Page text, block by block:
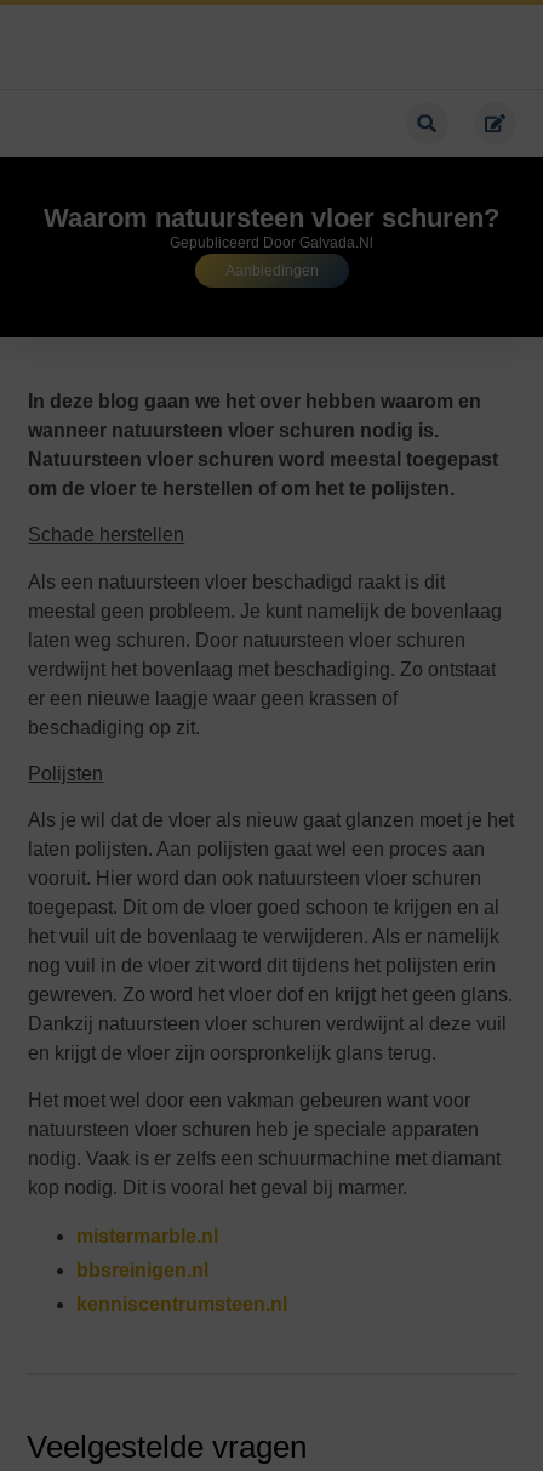
Waarom natuursteen vloer schuren?
Aanbiedingen
Gepubliceerd Door Galvada.nl
In deze blog gaan we het over hebben waarom en
wanneer natuursteen vloer schuren nodig is.
Natuursteen vloer schuren word meestal toegepast
om de vloer te herstellen of om het te polijsten.
Schade herstellen
Als een natuursteen vloer beschadigd raakt is dit
meestal geen probleem. Je kunt namelijk de bovenlaag
laten weg schuren. Door natuursteen vloer schuren
verdwijnt het bovenlaag met beschadiging. Zo ontstaat
er een nieuwe laagje waar geen krassen of
beschadiging op zit.
Polijsten
Als je wil dat de vloer als nieuw gaat glanzen moet je het
laten polijsten. Aan polijsten gaat wel een proces aan
vooruit. Hier word dan ook natuursteen vloer schuren
toegepast. Dit om de vloer goed schoon te krijgen en al
het vuil uit de bovenlaag te verwijderen. Als er namelijk
nog vuil in de vloer zit word dit tijdens het polijsten erin
gewreven. Zo word het vloer dof en krijgt het geen glans.
Dankzij natuursteen vloer schuren verdwijnt al deze vuil
en krijgt de vloer zijn oorspronkelijk glans terug.
Het moet wel door een vakman gebeuren want voor
natuursteen vloer schuren heb je speciale apparaten
nodig. Vaak is er zelfs een schuurmachine met diamant
kop nodig. Dit is vooral het geval bij marmer.
mistermarble.nl
bbsreinigen.nl
kenniscentrumsteen.nl
Veelgestelde vragen